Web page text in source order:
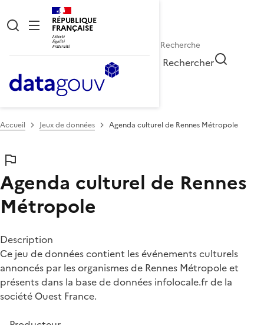
RÉPUBLIQUE
FRANÇAISE
Rechercher
Accueil Jeux de données Agenda culturel de Rennes Métropole
Agenda culturel de Rennes
Métropole
Description
Ce jeu de données contient les événements culturels
annoncés par les organismes de Rennes Métropole et
présents dans la base de données infolocale.fr de la
société Ouest France.